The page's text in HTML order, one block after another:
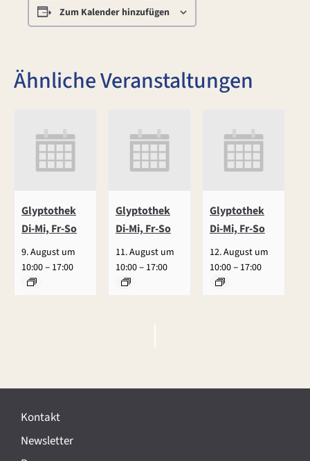
Zum Kalender hinzufügen
Ähnliche Veranstaltungen
Glyptothek
Di-Mi, Fr-So
9. August um
10:00– 17:00
Glyptothek
Di-Mi, Fr-So
11. August um
10:00– 17:00
Glyptothek
Di-Mi, Fr-So
12. August um
10:00– 17:00
e
a
n
Kontakt
Newsletter